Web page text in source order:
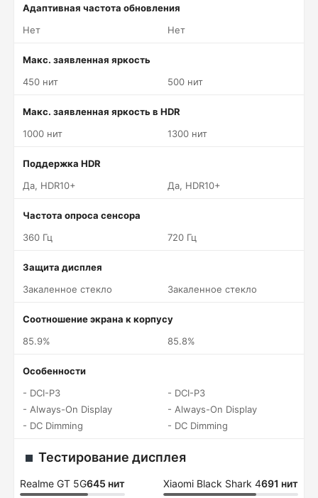
Адаптивная частота обновления
Нет
Нет
Макс. заявленная яркость
450 нит
500 нит
Макс. заявленная яркость в HDR
1000 нит
1300 нит
Поддержка HDR
Да, HDR10+
Да, HDR10+
Частота опроса сенсора
360 Гц
720 Гц
Защита дисплея
Закаленное стекло
Закаленное стекло
Соотношение экрана к корпусу
85.9%
85.8%
Особенности
- DCI-P3
- Always-On Display
- DC Dimming
- DCI-P3
- Always-On Display
- DC Dimming
Тестирование дисплея
Realme GT 5G645 нит Xiaomi Black Shark 4691 нит